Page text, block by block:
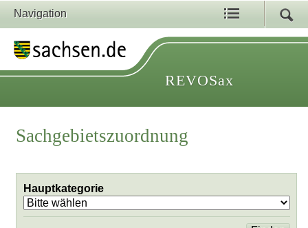
Navigation
REVOSax
Sachgebietszuordnung
Hauptkategorie